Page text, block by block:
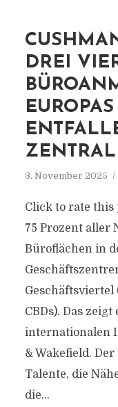
DREI
3. November 2025
Click to rate this
75 Prozent aller
Büroflächen in
Geschäftsviertel
CBDs). Das
internationalen
& Wakefield.
Talente, die
die...